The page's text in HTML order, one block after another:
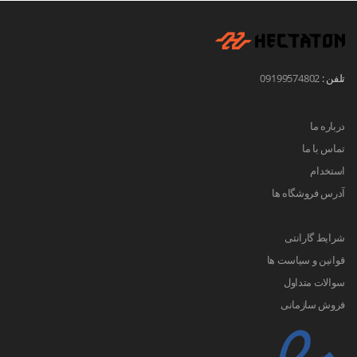
تلفن : 09199574802
درباره ما
تماس با ما
استخدام
آدرس فروشگاه ها
شرایط گارانتی
قوانین و سیاست ها
سوالات متداول
فروش سازمانی